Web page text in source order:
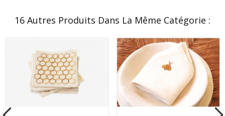
16 Autres Produits Dans La Même Catégorie :